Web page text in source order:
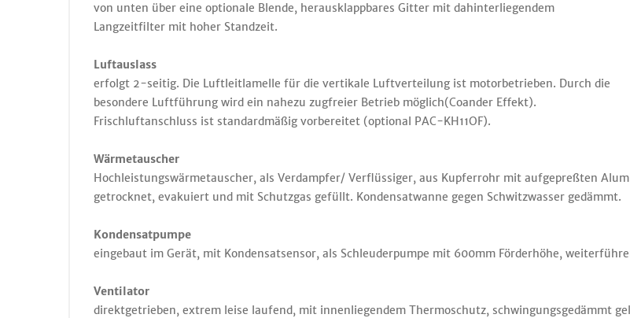
von unten über eine optionale Blende, herausklappbares Gitter mit dahinterliegendem
Langzeitfilter mit hoher Standzeit.
Luftauslass
erfolgt 2-seitig. Die Luftleitlamelle für die vertikale Luftverteilung ist motorbetrieben. Durch die
besondere Luftführung wird ein nahezu zugfreier Betrieb möglich(Coander Effekt).
Frischluftanschluss ist standardmäßig vorbereitet (optional PAC-KH11OF).
Wärmetauscher
Hochleistungswärmetauscher, als Verdampfer/ Verflüssiger, aus Kupferrohr mit aufgepreßten
getrocknet, evakuiert und mit Schutzgas gefüllt. Kondensatwanne gegen Schwitzwasser gedämmt.
Kondensatpumpe
eingebaut im Gerät, mit Kondensatsensor, als Schleuderpumpe mit 600mm Förderhöhe,
Ventilator
direktgetrieben, extrem leise laufend, mit innenliegendem Thermoschutz, schwingungsgedämmt